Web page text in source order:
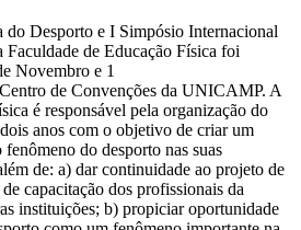
Desporto e I Simpósio Internacional
de Educação Física foi
Novembro e 1
de Convenções da UNICAMP. A
é responsável pela organização do
anos com o objetivo de criar um
do desporto nas suas
de: a) dar continuidade ao projeto de
capacitação dos profissionais da
instituições; b) propiciar oportunidade